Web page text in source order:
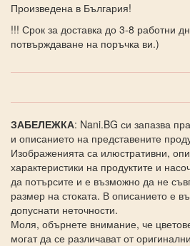
Произведена в България!
!!! Срок за доставка до 3-8 работни
потвърждаване на поръчка ви.)
ЗАБЕЛЕЖКА: Nani.BG си запазва
и описанието на представените
Изображенията са илюстративни,
характеристики на продуктите и
да потърсите и е възможно да не
размер на стоката. В описанието е
допуснати неточности.
Моля, обърнете внимание, че
могат да се различават от